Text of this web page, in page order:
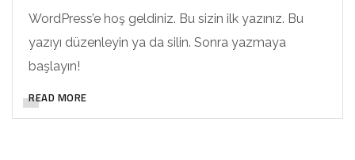
WordPress’e hoş geldiniz. Bu sizin ilk yazınız. Bu
yazıyı düzenleyin ya da silin. Sonra yazmaya
başlayın!
READ MORE